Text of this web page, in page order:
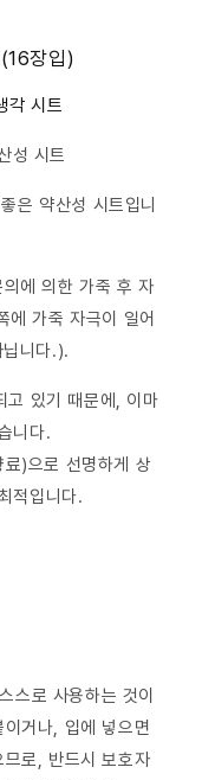
장입)
각 시트
성 시트
은 약산성 시트입니
에 의한 가죽 후 자
에 가죽 자극이 일어
니다.).
고 있기 때문에, 이마
니다.
)으로 선명하게 상
적입니다.
스로 사용하는 것이
거나, 입에 넣으면
로, 반드시 보호자